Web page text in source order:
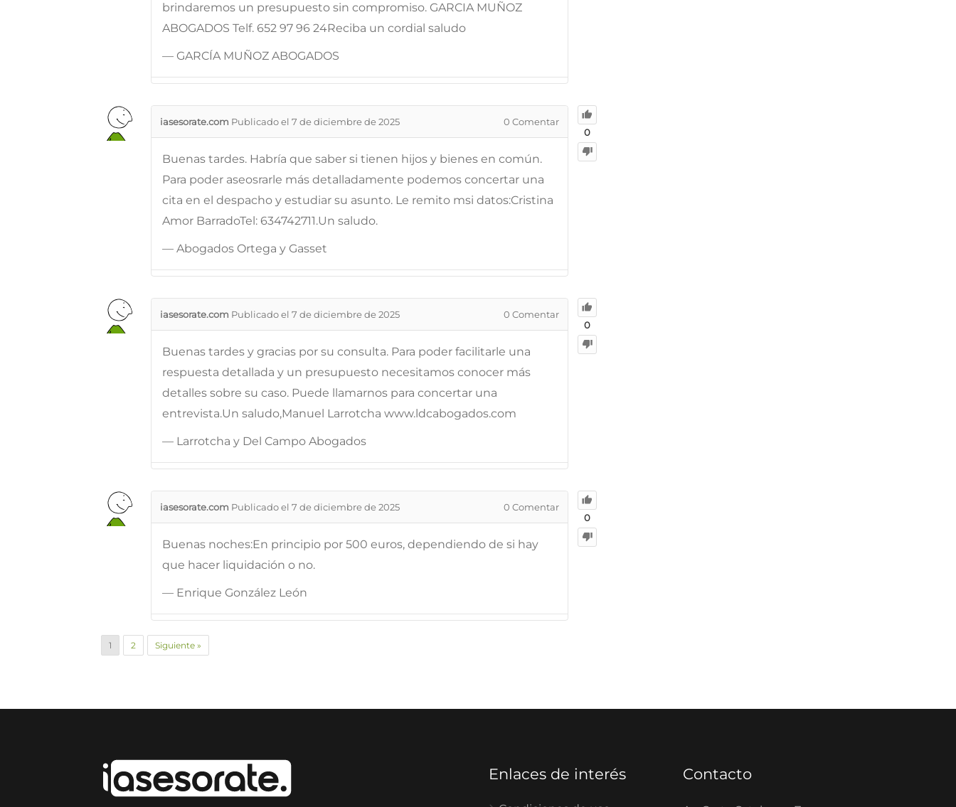
brindaremos un presupuesto sin compromiso. GARCIA MUÑOZ
ABOGADOS Telf. 652 97 96 24Reciba un cordial saludo
— GARCÍA MUÑOZ ABOGADOS
0
iasesorate.com Publicado el 7 de diciembre de 2025 0 Comentar
Buenas tardes. Habría que saber si tienen hijos y bienes en común.
Para poder aseosrarle más detalladamente podemos concertar una
cita en el despacho y estudiar su asunto. Le remito msi datos:Cristina
Amor BarradoTel: 634742711.Un saludo.
— Abogados Ortega y Gasset
0
iasesorate.com Publicado el 7 de diciembre de 2025 0 Comentar
Buenas tardes y gracias por su consulta. Para poder facilitarle una
respuesta detallada y un presupuesto necesitamos conocer más
detalles sobre su caso. Puede llamarnos para concertar una
entrevista.Un saludo,Manuel Larrotcha www.ldcabogados.com
— Larrotcha y Del Campo Abogados
0
iasesorate.com Publicado el 7 de diciembre de 2025 0 Comentar
Buenas noches:En principio por 500 euros, dependiendo de si hay
que hacer liquidación o no.
— Enrique González León
1 2 Siguiente »
Enlaces de interés Contacto